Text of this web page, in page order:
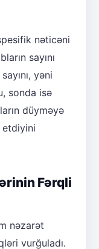
nəticəni
sayını
yəni
sonda isə
düyməyə
etdiyini
Fərqli
nəzarət
vurğuladı.